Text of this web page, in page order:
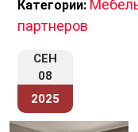
Категории:
партнеров
СЕН
08
2025